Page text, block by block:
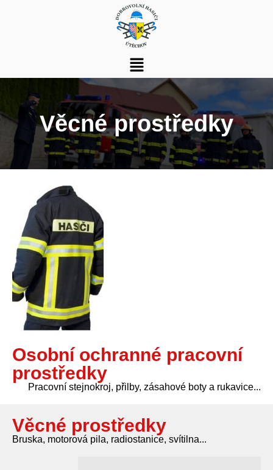
Věcné prostředky
Osobní ochranné pracovní
prostředky
Pracovní stejnokroj, přilby, zásahové boty a rukavice...
Věcné prostředky
Bruska, motorová pila, radiostanice, svítilna...